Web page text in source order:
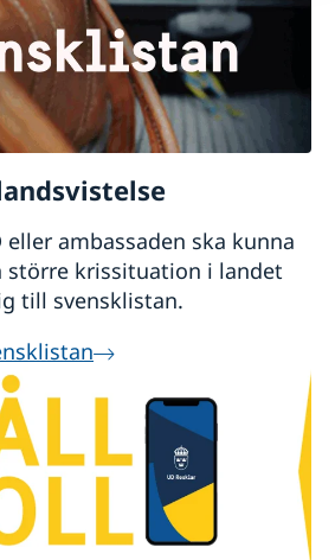
ambassaden ska kunna
större krissituation i landet
till svensklistan.